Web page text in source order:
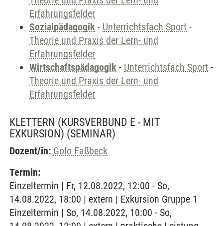
Erfahrungsfelder
Sozialpädagogik - Unterrichtsfach Sport -
Theorie und Praxis der Lern- und
Erfahrungsfelder
Wirtschaftspädagogik - Unterrichtsfach Sport -
Theorie und Praxis der Lern- und
Erfahrungsfelder
KLETTERN (KURSVERBUND E - MIT
EXKURSION) (SEMINAR)
Dozent/in: Golo Faßbeck
Termin:
Einzeltermin | Fr, 12.08.2022, 12:00 - So,
14.08.2022, 18:00 | extern | Exkursion Gruppe 1
Einzeltermin | So, 14.08.2022, 10:00 - So,